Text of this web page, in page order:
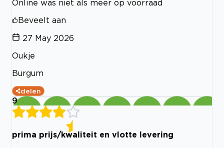
Online was niet als meer op voorraad
Beveelt aan
27 May 2026
Oukje
Burgum
delen
9
prima prijs/kwaliteit en vlotte levering